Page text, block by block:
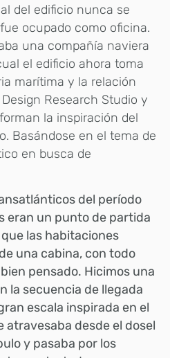
del edificio nunca se
ocupado como oficina.
una compañía naviera
el edificio ahora toma
marítima y la relación
Research Studio y
la inspiración del
Basándose en el tema de
en busca de
del período
eran un punto de partida
las habitaciones
una cabina, con todo
pensado. Hicimos una
la secuencia de llegada
escala inspirada en el
atravesaba desde el dosel
y pasaba por los